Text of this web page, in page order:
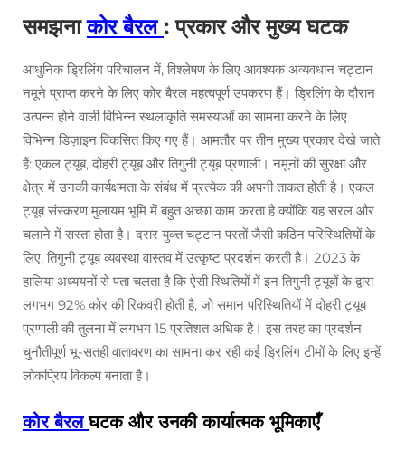
समझनाकोर बैरल : प्रकार और मुख्य घटक
आधुनिक ड्रिलिंग परिचालन में, विश्लेषण के लिए आवश्यक अव्यवधान चट्टान
नमूने प्राप्त करने के लिए कोर बैरल महत्वपूर्ण उपकरण हैं। ड्रिलिंग के दौरान
उत्पन्न होने वाली विभिन्न स्थलाकृति समस्याओं का सामना करने के लिए
विभिन्न डिज़ाइन विकसित किए गए हैं। आमतौर पर तीन मुख्य प्रकार देखे जाते
हैं: एकल ट्यूब, दोहरी ट्यूब और तिगुनी ट्यूब प्रणाली। नमूनों की सुरक्षा और
क्षेत्र में उनकी कार्यक्षमता के संबंध में प्रत्येक की अपनी ताकत होती है। एकल
ट्यूब संस्करण मुलायम भूमि में बहुत अच्छा काम करता है क्योंकि यह सरल और
चलाने में सस्ता होता है। दरार युक्त चट्टान परतों जैसी कठिन परिस्थितियों के
लिए, तिगुनी ट्यूब व्यवस्था वास्तव में उत्कृष्ट प्रदर्शन करती है। 2023 के
हालिया अध्ययनों से पता चलता है कि ऐसी स्थितियों में इन तिगुनी ट्यूबों के द्वारा
लगभग 92% कोर की रिकवरी होती है, जो समान परिस्थितियों में दोहरी ट्यूब
प्रणाली की तुलना में लगभग 15 प्रतिशत अधिक है। इस तरह का प्रदर्शन
चुनौतीपूर्ण भू-सतही वातावरण का सामना कर रही कई ड्रिलिंग टीमों के लिए इन्हें
लोकप्रिय विकल्प बनाता है।
कोर बैरलघटक और उनकी कार्यात्मक भूमिकाएँ